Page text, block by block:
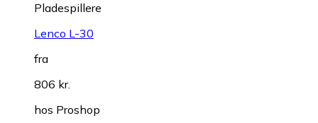
Pladespillere
Lenco L-30
fra
806 kr.
hos Proshop